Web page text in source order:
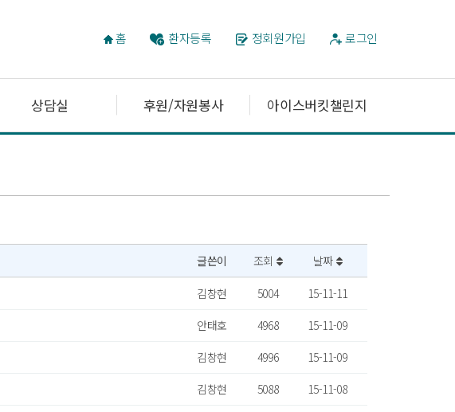
홈 환자등록 정회원가입 로그인
상담실 후원/자원봉사 아이스버킷챌린지
글쓴이 조회 날짜
김창현 5004
15-11-11
안태호 4968
15-11-09
김창현 4996
15-11-09
김창현 5088
15-11-08